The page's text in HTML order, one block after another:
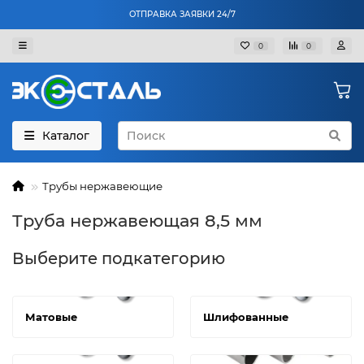
ОТПРАВКА ЗАЯВКИ 24/7
0 0
Каталог
Трубы нержавеющие
Труба нержавеющая 8,5 мм
Выберите подкатегорию
Матовые Шлифованные